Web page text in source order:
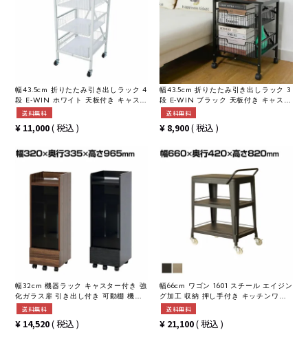
幅43.5cm 折りたたみ引き出しラック 4
段 E-WIN ホワイト 天板付き キャスタ
ー 固定脚 収納 折りたたみ ワゴン バス
ケット デスクワゴン サイドワゴン 小
物収納
送料無料
¥ 11,000 税込
幅43.5cm 折りたたみ引き出しラック 3
段 E-WIN ブラック 天板付き キャスタ
ー 固定脚 収納 折りたたみ ワゴン バス
ケット デスクワゴン サイドワゴン 小
物収納
送料無料
¥ 8,900 税込
幅32cm 機器ラック キャスター付き 強
化ガラス扉 引き出し付き 可動棚 機器
収納ボックス 電話台 ネットワーク OA
機器 ゲーム機 収納
送料無料
¥ 14,520 税込
幅66cm ワゴン 1601 スチール エイジン
グ加工 収納 押し手付き キッチンワゴ
ン 収納ワゴン
送料無料
¥ 21,100 税込